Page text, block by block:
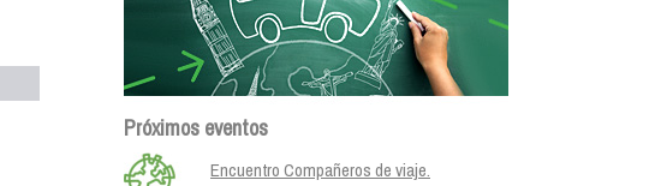
Próximos eventos
Encuentro Compañeros de viaje.